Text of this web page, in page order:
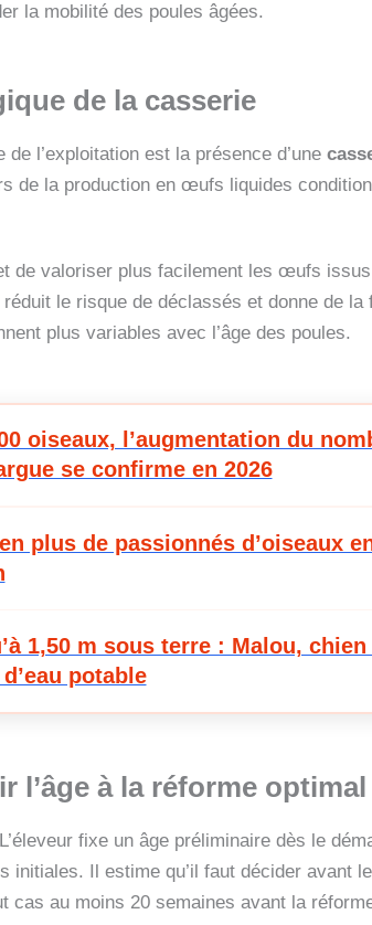
la mobilité des poules âgées.
de la casserie
l’exploitation est la présence d’une
de la production en œufs liquides
de valoriser plus facilement les œufs
le risque de déclassés et donne de
plus variables avec l’âge des poules.
oiseaux, l’augmentation du
se confirme en 2026
plus de passionnés d’oiseaux
1,50 m sous terre : Malou,
potable
l’âge à la réforme optimal
fixe un âge préliminaire dès le
initiales. Il estime qu’il faut décider avant
cas au moins 20 semaines avant la